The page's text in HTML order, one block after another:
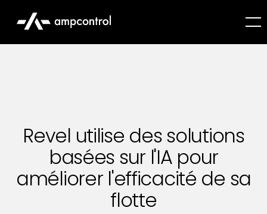
Revel utilise des solutions
basées sur l'IA pour
améliorer l'efficacité de sa
flotte